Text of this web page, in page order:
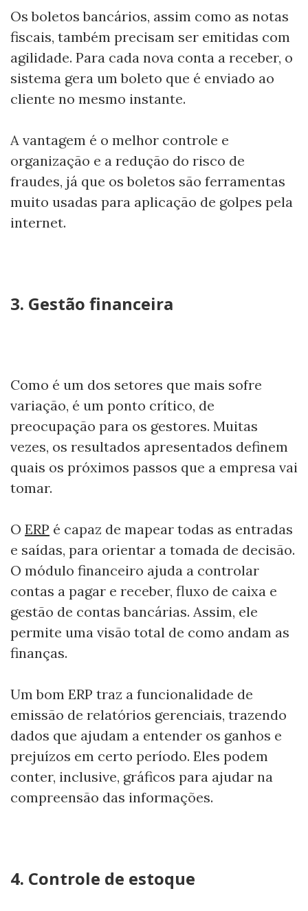
Os boletos bancários, assim como as notas
fiscais, também precisam ser emitidas com
agilidade. Para cada nova conta a receber, o
sistema gera um boleto que é enviado ao
cliente no mesmo instante.
A vantagem é o melhor controle e
organização e a redução do risco de
fraudes, já que os boletos são ferramentas
muito usadas para aplicação de golpes pela
internet.
3. Gestão financeira
Como é um dos setores que mais sofre
variação, é um ponto crítico, de
preocupação para os gestores. Muitas
vezes, os resultados apresentados definem
quais os próximos passos que a empresa vai
tomar.
O ERP é capaz de mapear todas as entradas
e saídas, para orientar a tomada de decisão.
O módulo financeiro ajuda a controlar
contas a pagar e receber, fluxo de caixa e
gestão de contas bancárias. Assim, ele
permite uma visão total de como andam as
finanças.
Um bom ERP traz a funcionalidade de
emissão de relatórios gerenciais, trazendo
dados que ajudam a entender os ganhos e
prejuízos em certo período. Eles podem
conter, inclusive, gráficos para ajudar na
compreensão das informações.
4. Controle de estoque